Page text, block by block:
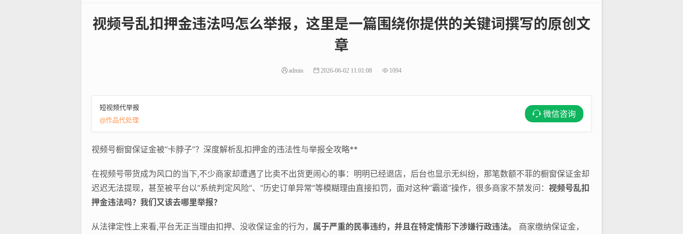
视频号乱扣押金违法吗怎么举报，这里是一篇围绕你提供的关键词撰写的原创文
章
admin 2026-06-02 11:01:08 1094
短视频代举报
@作品代处理
微信咨询
视频号橱窗保证金被“卡脖子”？深度解析乱扣押金的违法性与举报全攻略**
在视频号带货成为风口的当下,不少商家却遭遇了比卖不出货更闹心的事：明明已经退店，后台也显示无纠纷，那笔数额不菲的橱窗保证金却
迟迟无法提现，甚至被平台以“系统判定风险”、“历史订单异常”等模糊理由直接扣罚，面对这种“霸道”操作，很多商家不禁发问： 视频号乱扣
押金违法吗？我们又该去哪里举报？
从法律定性上来看,平台无正当理由扣押、没收保证金的行为， 属于严重的民事违约，并且在特定情形下涉嫌行政违法。
商家缴纳保证金，